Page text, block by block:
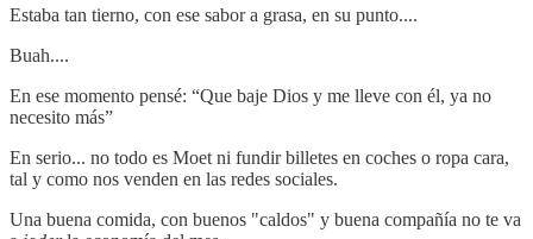
Estaba tan tierno, con ese sabor a grasa, en su punto....
Buah....
En ese momento pensé: “Que baje Dios y me lleve con él, ya no
necesito más”
En serio... no todo es Moet ni fundir billetes en coches o ropa cara,
tal y como nos venden en las redes sociales.
Una buena comida, con buenos "caldos" y buena compañía no te va